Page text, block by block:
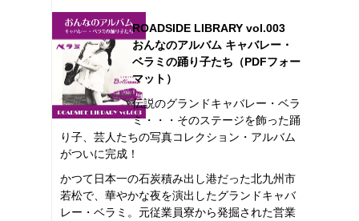
ROADSIDE LIBRARY vol.003
おんなのアルバム キャバレー・
ベラミの踊り子たち（PDFフォー
マット）
伝説のグランドキャバレー・ベラ
ミ・・・そのステージを飾った踊
り子、芸人たちの写真コレクション・アルバム
がついに完成！
かつて日本一の石炭積み出し港だった北九州市
若松で、華やかな夜を演出したグランドキャバ
レー・ベラミ。元従業員寮から発掘された営業